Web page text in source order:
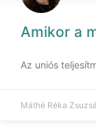
Amikor a
Az uniós
Máthé Réka